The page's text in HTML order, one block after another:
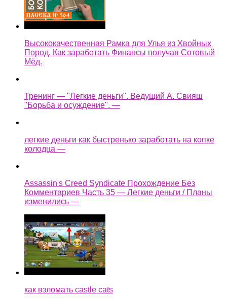
Высококачественная Рамка для Улья из Хвойных
Пород. Как заработать Финансы получая Сотовый
Мёд.
Тренинг — "Легкие деньги". Ведущий А. Свияш
"Борьба и осуждение". —
легкие деньги как быстренько заработать на копке
колодца —
Assassin's Creed Syndicate Прохождение Без
Комментариев Часть 35 — Легкие деньги / Планы
изменились —
как взломать castle cats